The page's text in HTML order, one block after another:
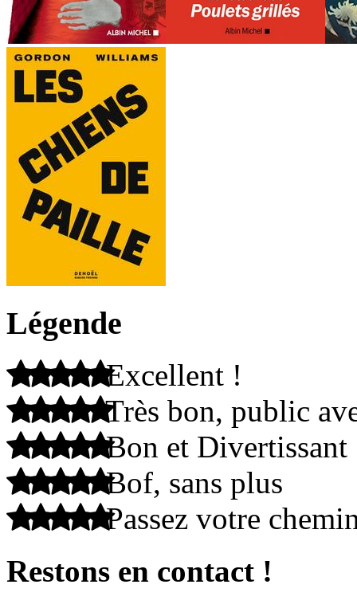
Légende
Excellent !
Très bon, public
Bon et Divertissant
Bof, sans plus
Passez votre
Restons en contact !